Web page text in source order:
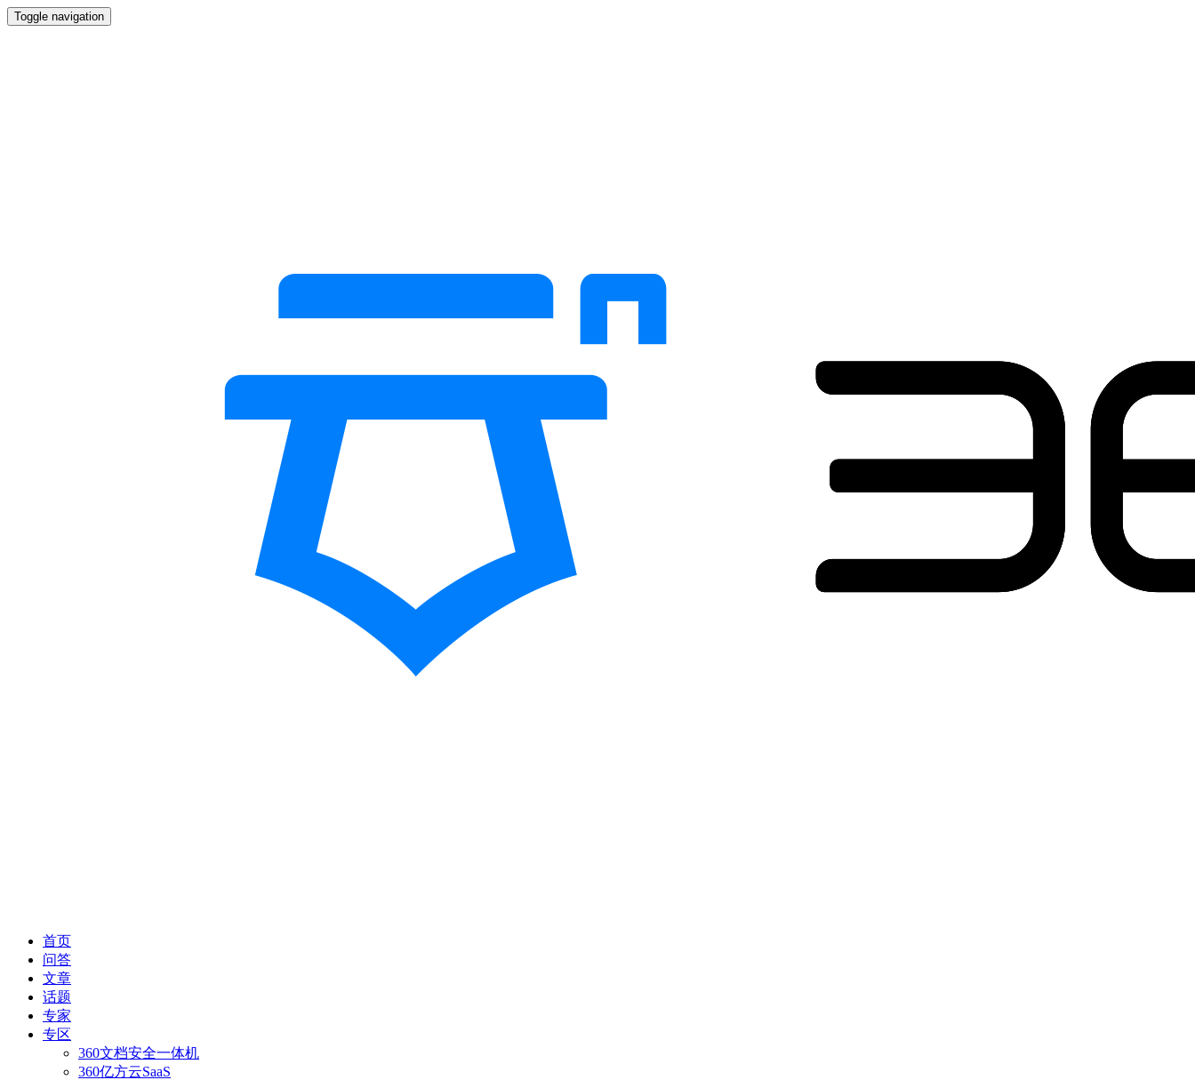
Toggle navigation
首页
问答
文章
话题
专家
专区
360文档安全一体机
360亿方云SaaS